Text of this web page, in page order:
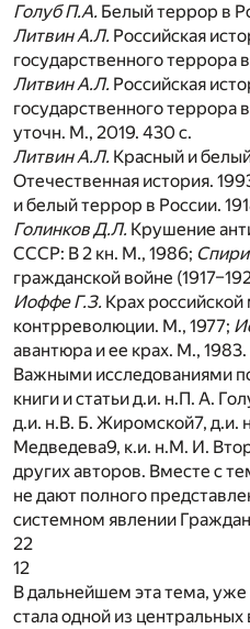
Голуб П.А. Белый террор в
Литвин А.Л. Российская
государственного террора
Литвин А.Л. Российская
государственного террора
уточн. М., 2019. 430 с.
Литвин А.Л. Красный и
Отечественная история.
и белый террор в России.
Голинков Д.Л. Крушение
СССР: В 2 кн. М., 1986;
гражданской войне
Иоффе Г.З. Крах
контрреволюции. М., 1977;
авантюра и ее крах. М., 1983.
Важными исследованиями
книги и статьи д.и. н.П. А.
д.и. н.В. Б. Жиромской7, д.и.
Медведева9, к.и. н.М. И.
других авторов. Вместе с
не дают полного
системном явлении
22
12
В дальнейшем эта тема, уже
стала одной из центральных